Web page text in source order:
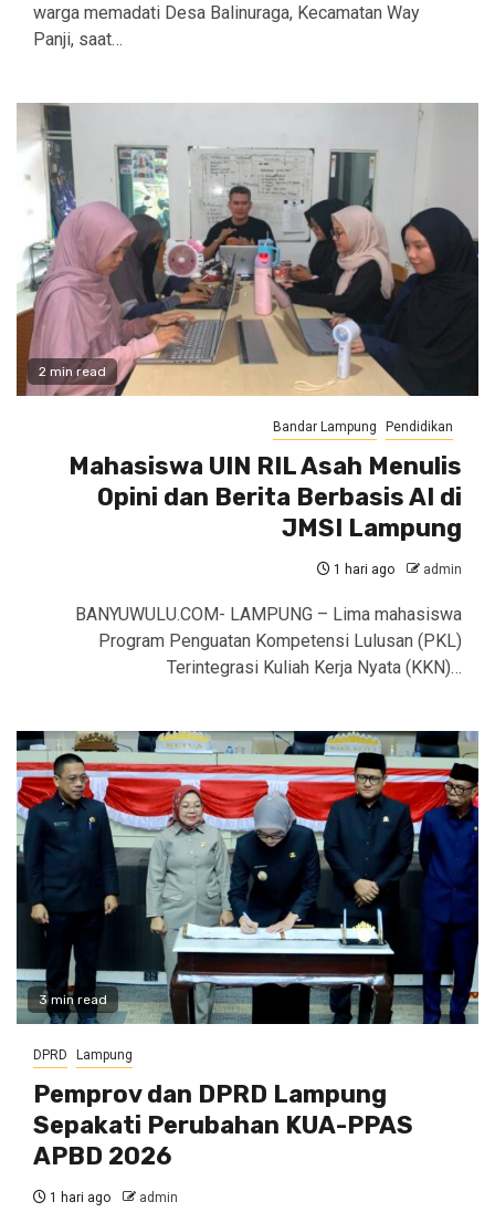
warga memadati Desa Balinuraga, Kecamatan Way
Panji, saat…
2 min read
Bandar Lampung Pendidikan
Mahasiswa UIN RIL Asah Menulis
Opini dan Berita Berbasis AI di
JMSI Lampung
1 hari ago admin
BANYUWULU.COM- LAMPUNG – Lima mahasiswa
Program Penguatan Kompetensi Lulusan (PKL)
Terintegrasi Kuliah Kerja Nyata (KKN)…
3 min read
DPRD Lampung
Pemprov dan DPRD Lampung
Sepakati Perubahan KUA-PPAS
APBD 2026
1 hari ago admin